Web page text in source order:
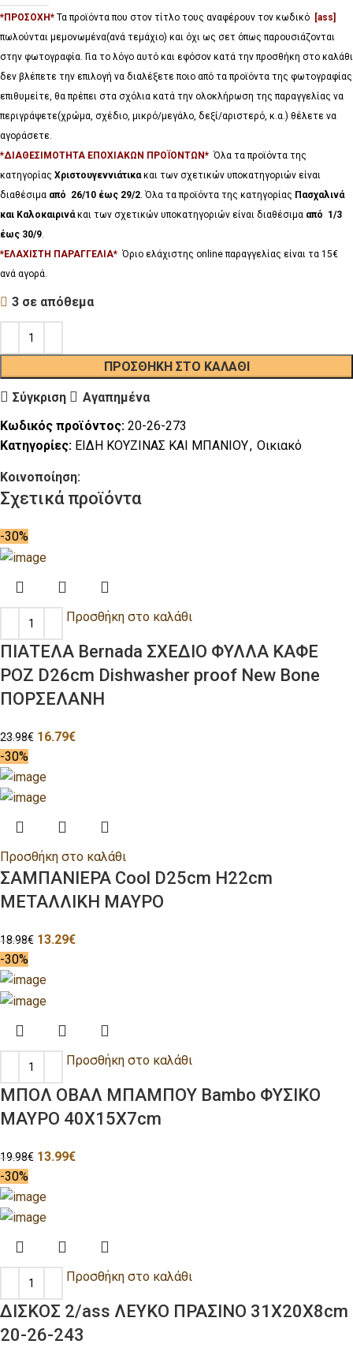
*ΠΡΟΣΟΧΗ* Τα προϊόντα που στον τίτλο τους αναφέρουν τον κωδικό [ass]
πωλούνται μεμονωμένα(ανά τεμάχιο) και όχι ως σετ όπως παρουσιάζονται
στην φωτογραφία. Για το λόγο αυτό και εφόσον κατά την προσθήκη στο καλάθι
δεν βλέπετε την επιλογή να διαλέξετε ποιο από τα προϊόντα της φωτογραφίας
επιθυμείτε, θα πρέπει στα σχόλια κατά την ολοκλήρωση της παραγγελίας να
περιγράψετε(χρώμα, σχέδιο, μικρό/μεγάλο, δεξί/αριστερό, κ.α.) θέλετε να
αγοράσετε.
*ΔΙΑΘΕΣΙΜΟΤΗΤΑ ΕΠΟΧΙΑΚΩΝ ΠΡΟΪΟΝΤΩΝ* Όλα τα προϊόντα της
κατηγορίας Χριστουγεννιάτικακαι των σχετικών υποκατηγοριών είναι
διαθέσιμα από 26/10 έως 29/2. Όλα τα προϊόντα της κατηγορίας Πασχαλινά
και Καλοκαιρινάκαι των σχετικών υποκατηγοριών είναι διαθέσιμα από 1/3
έως 30/9.
*ΕΛΑΧΙΣΤΗ ΠΑΡΑΓΓΕΛΙΑ* Όριο ελάχιστης online παραγγελίας είναι τα 15€
ανά αγορά.
3 σε απόθεμα
ΠΡΟΣΘΉΚΗ ΣΤΟ ΚΑΛΆΘΙ
Σύγκριση
Αγαπημένα
Κωδικός προϊόντος: 20-26-273
Κατηγορίες: ΕΙΔΗ ΚΟΥΖΙΝΑΣ ΚΑΙ ΜΠΑΝΙΟΥ, Οικιακό
Κοινοποίηση:
Σχετικά προϊόντα
-30%
Προσθήκη στο καλάθι
ΠΙΑΤΕΛΑ Bernada ΣΧΕΔΙΟ ΦΥΛΛΑ ΚΑΦΕ
ΡΟΖ D26cm Dishwasher proof New Bone
ΠΟΡΣΕΛΑΝΗ
23.98€ 16.79€
-30%
Προσθήκη στο καλάθι
ΣΑΜΠΑΝΙΕΡΑ Cool D25cm H22cm
ΜΕΤΑΛΛΙΚΗ ΜΑΥΡΟ
18.98€ 13.29€
-30%
Προσθήκη στο καλάθι
ΜΠΟΛ ΟΒΑΛ ΜΠΑΜΠΟΥ Bambo ΦΥΣΙΚΟ
ΜΑΥΡΟ 40Χ15Χ7cm
19.98€ 13.99€
-30%
Προσθήκη στο καλάθι
ΔΙΣΚΟΣ 2/ass ΛΕΥΚΟ ΠΡΑΣΙΝΟ 31Χ20Χ8cm
20-26-243